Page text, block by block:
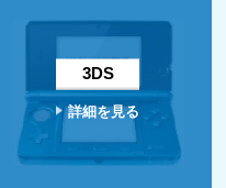
3DS
詳細を見る